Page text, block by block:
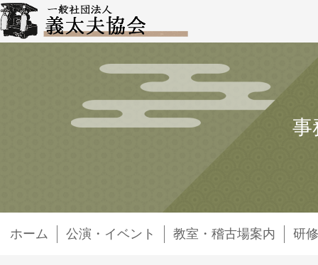
事
ホーム 公演・イベント 教室・稽古場案内 研